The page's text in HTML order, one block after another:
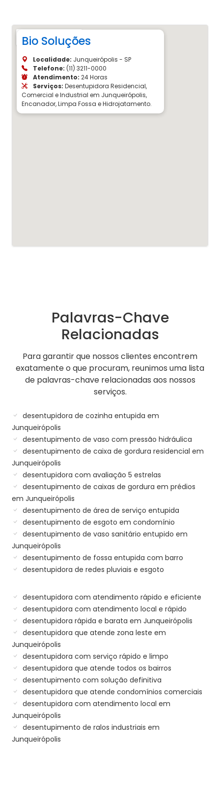
Bio Soluções
Localidade: Junqueirópolis - SP
Telefone: (11) 3211-0000
Atendimento: 24 Horas
Serviços: Desentupidora Residencial,
Comercial e Industrial em Junqueirópolis,
Encanador, Limpa Fossa e Hidrojatamento.
Palavras-Chave
Relacionadas
Para garantir que nossos clientes encontrem
exatamente o que procuram, reunimos uma lista
de palavras-chave relacionadas aos nossos
serviços.
desentupidora de cozinha entupida em
Junqueirópolis
desentupimento de vaso com pressão hidráulica
desentupimento de caixa de gordura residencial em
Junqueirópolis
desentupidora com avaliação 5 estrelas
desentupimento de caixas de gordura em prédios
em Junqueirópolis
desentupimento de área de serviço entupida
desentupimento de esgoto em condomínio
desentupimento de vaso sanitário entupido em
Junqueirópolis
desentupimento de fossa entupida com barro
desentupidora de redes pluviais e esgoto
desentupidora com atendimento rápido e eficiente
desentupidora com atendimento local e rápido
desentupidora rápida e barata em Junqueirópolis
desentupidora que atende zona leste em
Junqueirópolis
desentupidora com serviço rápido e limpo
desentupidora que atende todos os bairros
desentupimento com solução definitiva
desentupidora que atende condomínios comerciais
desentupidora com atendimento local em
Junqueirópolis
desentupimento de ralos industriais em
Junqueirópolis